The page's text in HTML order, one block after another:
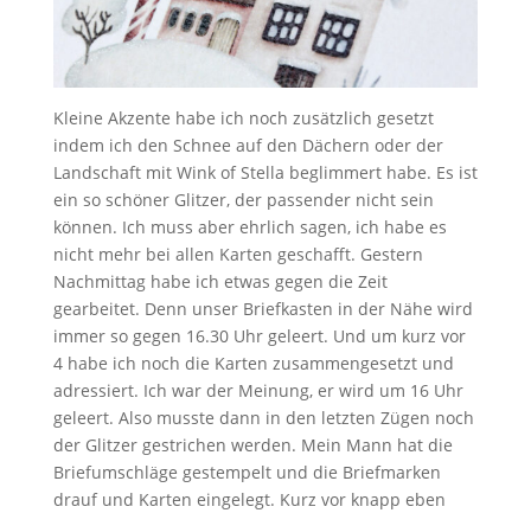
Kleine Akzente habe ich noch zusätzlich gesetzt
indem ich den Schnee auf den Dächern oder der
Landschaft mit Wink of Stella beglimmert habe. Es ist
ein so schöner Glitzer, der passender nicht sein
können. Ich muss aber ehrlich sagen, ich habe es
nicht mehr bei allen Karten geschafft. Gestern
Nachmittag habe ich etwas gegen die Zeit
gearbeitet. Denn unser Briefkasten in der Nähe wird
immer so gegen 16.30 Uhr geleert. Und um kurz vor
4 habe ich noch die Karten zusammengesetzt und
adressiert. Ich war der Meinung, er wird um 16 Uhr
geleert. Also musste dann in den letzten Zügen noch
der Glitzer gestrichen werden. Mein Mann hat die
Briefumschläge gestempelt und die Briefmarken
drauf und Karten eingelegt. Kurz vor knapp eben